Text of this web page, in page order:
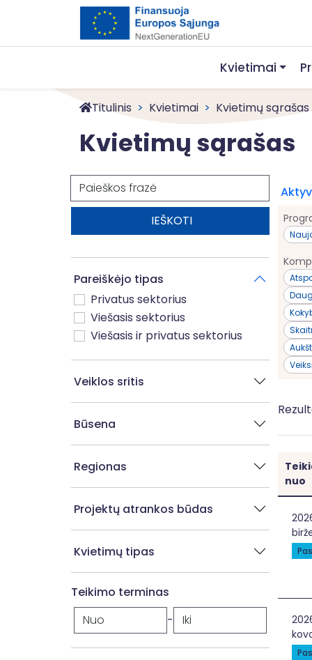
Kvietimai
Titulinis Kvietimai Kvietimų sąrašas
Kvietimų sąrašas
Paieška
Pareiškėjo tipas
Privatus sektorius
Viešasis sektorius
Viešasis ir privatus sektorius
Veiklos sritis
Būsena
Regionas
Projektų atrankos būdas
Kvietimų tipas
Teikimo terminas
-
nuo